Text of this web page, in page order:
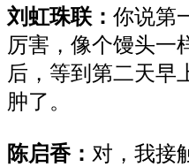
刘虹珠联： 你说第
厉害，像个馒头一
后，等到第二天早
肿了。
陈启香： 对，我接